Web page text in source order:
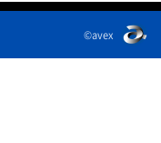
©avex